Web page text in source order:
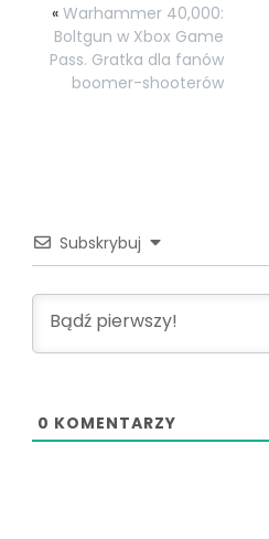
« Warhammer 40,000:
Boltgun w Xbox Game
Pass. Gratka dla fanów
boomer-shooterów
Subskrybuj
0 KOMENTARZY